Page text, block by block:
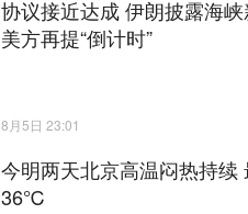
协议接近达成 伊朗披露海
美方再提“倒计时”
8月5日 23:01
今明两天北京高温闷热持续
36℃